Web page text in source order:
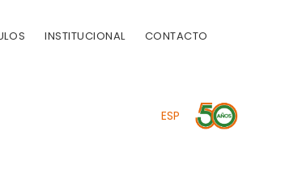
INSTITUCIONAL CONTACTO
ESP